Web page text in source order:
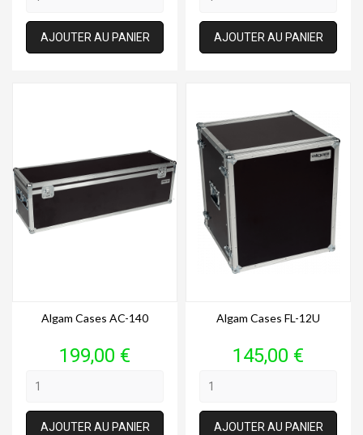
AJOUTER AU PANIER AJOUTER AU PANIER
Algam Cases AC-140
Prix
199,00 €
AJOUTER AU PANIER
Algam Cases FL-12U
Prix
145,00 €
AJOUTER AU PANIER